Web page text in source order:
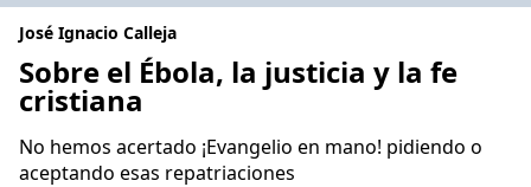
José Ignacio Calleja
Sobre el Ébola, la justicia y la fe
cristiana
No hemos acertado ¡Evangelio en mano! pidiendo o
aceptando esas repatriaciones